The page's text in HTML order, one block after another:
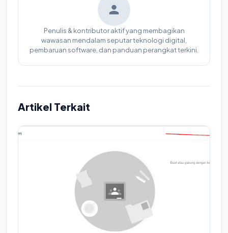
Penulis & kontributor aktif yang membagikan
wawasan mendalam seputar teknologi digital,
pembaruan software, dan panduan perangkat terkini.
Artikel Terkait